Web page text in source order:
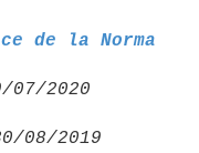
de la Norma
07/2020